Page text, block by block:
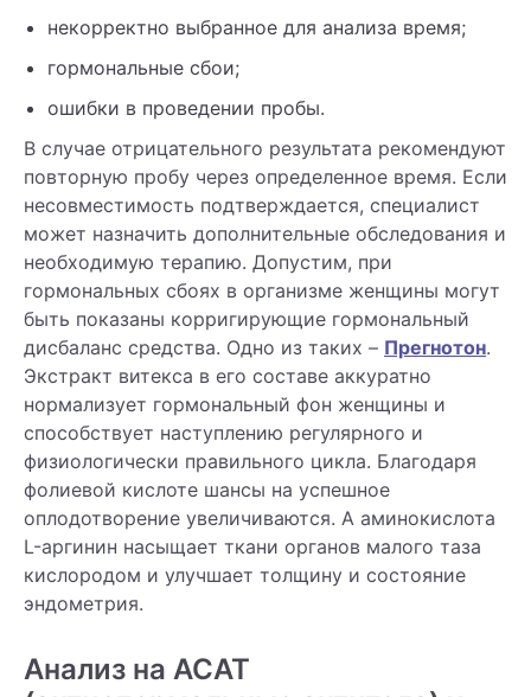
некорректно выбранное для анализа время;
гормональные сбои;
ошибки в проведении пробы.
В случае отрицательного результата рекомендуют
повторную пробу через определенное время. Если
несовместимость подтверждается, специалист
может назначить дополнительные обследования и
необходимую терапию. Допустим, при
гормональных сбоях в организме женщины могут
быть показаны корригирующие гормональный
дисбаланс средства. Одно из таких – Прегнотон.
Экстракт витекса в его составе аккуратно
нормализует гормональный фон женщины и
способствует наступлению регулярного и
физиологически правильного цикла. Благодаря
фолиевой кислоте шансы на успешное
оплодотворение увеличиваются. А аминокислота
L-аргинин насыщает ткани органов малого таза
кислородом и улучшает толщину и состояние
эндометрия.
Анализ на АСАТ